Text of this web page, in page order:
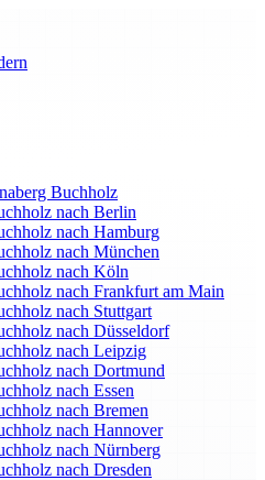
Buchholz
nach Berlin
nach Hamburg
nach München
nach Köln
nach Frankfurt am Main
nach Stuttgart
nach Düsseldorf
nach Leipzig
nach Dortmund
nach Essen
nach Bremen
nach Hannover
nach Nürnberg
nach Dresden